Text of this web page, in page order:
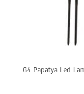
G4 Papatya Led